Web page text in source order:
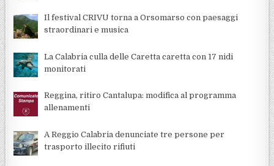
Il festival CRIVU torna a Orsomarso con paesaggi
straordinari e musica
La Calabria culla delle Caretta caretta con 17 nidi
monitorati
Reggina, ritiro Cantalupa: modifica al programma
allenamenti
A Reggio Calabria denunciate tre persone per
trasporto illecito rifiuti